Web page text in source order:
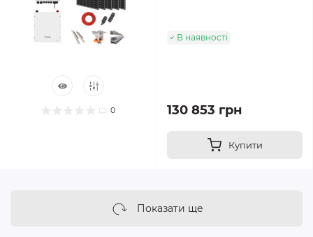
0
В наявності
130 853 грн
Купити
Показати ще